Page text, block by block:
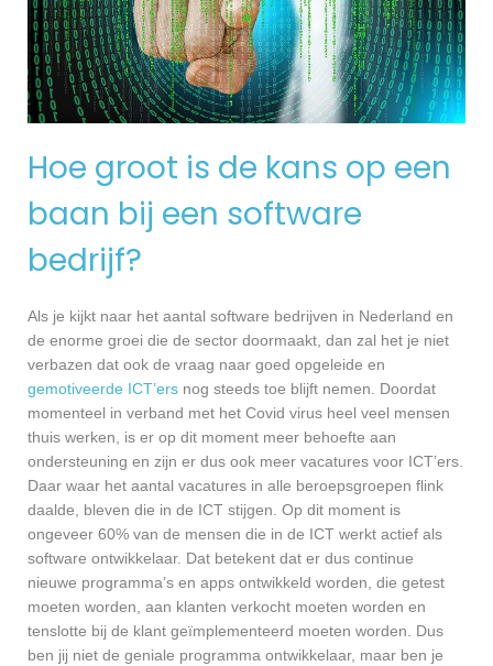
Hoe groot is de kans op een
baan bij een software
bedrijf?
Als je kijkt naar het aantal software bedrijven in Nederland en
de enorme groei die de sector doormaakt, dan zal het je niet
verbazen dat ook de vraag naar goed opgeleide en
gemotiveerde ICT’ers nog steeds toe blijft nemen. Doordat
momenteel in verband met het Covid virus heel veel mensen
thuis werken, is er op dit moment meer behoefte aan
ondersteuning en zijn er dus ook meer vacatures voor ICT’ers.
Daar waar het aantal vacatures in alle beroepsgroepen flink
daalde, bleven die in de ICT stijgen. Op dit moment is
ongeveer 60% van de mensen die in de ICT werkt actief als
software ontwikkelaar. Dat betekent dat er dus continue
nieuwe programma’s en apps ontwikkeld worden, die getest
moeten worden, aan klanten verkocht moeten worden en
tenslotte bij de klant geïmplementeerd moeten worden. Dus
ben jij niet de geniale programma ontwikkelaar, maar ben je